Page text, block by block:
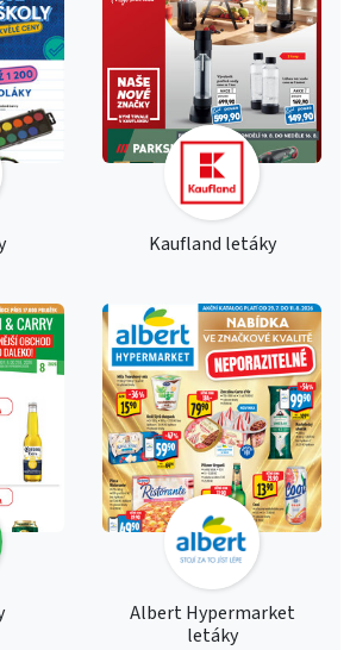
Kaufland letáky
Albert Hypermarket
letáky